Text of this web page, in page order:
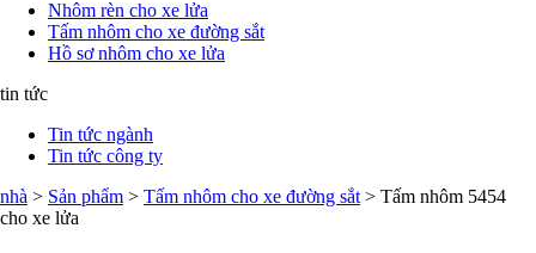
Nhôm rèn cho xe lửa
Tấm nhôm cho xe đường sắt
Hồ sơ nhôm cho xe lửa
tin tức
Tin tức ngành
Tin tức công ty
nhà > Sản phẩm > Tấm nhôm cho xe đường sắt > Tấm nhôm 5454
cho xe lửa